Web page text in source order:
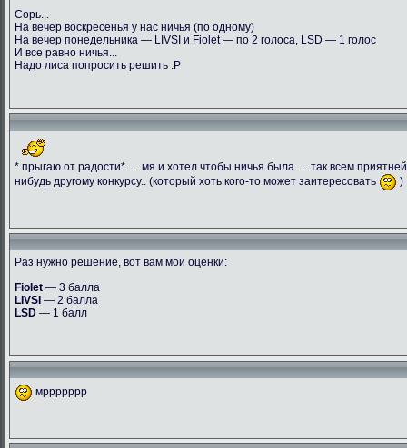
Сорь...
На вечер воскресенья у нас ничья (по одному)
На вечер понедельника — LIVSI и Fiolet — по 2 голоса, LSD — 1 голос
И все равно ничья...
Надо лиса попросить решить :Р
* прыгаю от радости* .... мя и хотел чтобы ничья была..... так всем
нибудь другому конкурсу.. (который хоть кого-то может заитересовать
)
Раз нужно решение, вот вам мои оценки:
Fiolet — 3 балла
LIVSI — 2 балла
LSD — 1 балл
мррррррр